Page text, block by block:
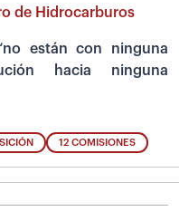
de Hidrocarburos
están con ninguna
hacia ninguna
12 COMISIONES